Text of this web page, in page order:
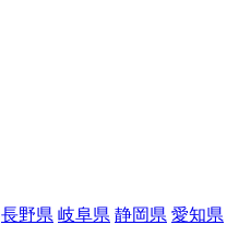
長野県 岐阜県 静岡県 愛知県